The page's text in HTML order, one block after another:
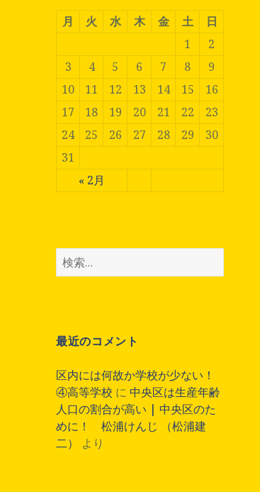
月 火 水 木 金 土 日
« 2月
1
2
3
4 5 6 7 8
9
10
11 12 13 14 15
16
17
18 19 20 21 22
23
24
25 26 27 28 29
30
31
検
索
最近のコメント
区内には何故か学校が少ない！
④高等学校 に中央区は生産年齢
人口の割合が高い | 中央区のた
めに！ 松浦けんじ （松浦建
二）
より